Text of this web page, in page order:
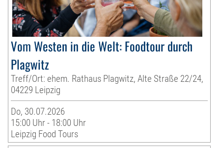
Vom Westen in die Welt: Foodtour durch
Plagwitz
Treff/Ort: ehem. Rathaus Plagwitz, Alte Straße 22/24,
04229 Leipzig
Do, 30.07.2026
15:00 Uhr - 18:00 Uhr
Leipzig Food Tours